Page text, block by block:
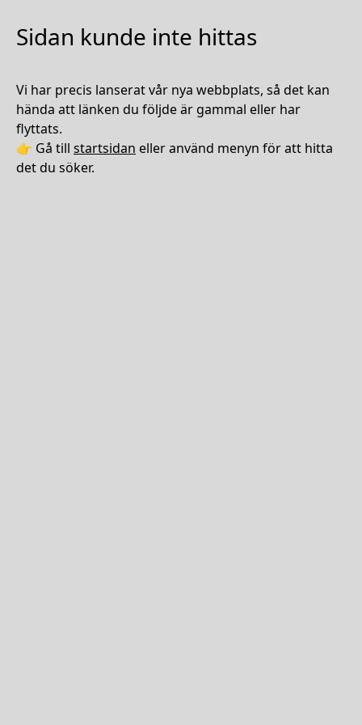
Sidan kunde inte hittas
Vi har precis lanserat vår nya webbplats, så det kan
hända att länken du följde är gammal eller har
flyttats.
👉 Gå till startsidan eller använd menyn för att hitta
det du söker.